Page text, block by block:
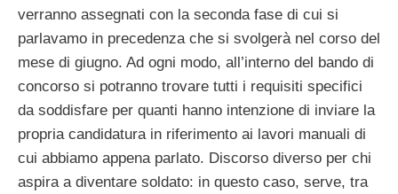
verranno assegnati con la seconda fase di cui si
parlavamo in precedenza che si svolgerà nel corso del
mese di giugno. Ad ogni modo, all’interno del bando di
concorso si potranno trovare tutti i requisiti specifici
da soddisfare per quanti hanno intenzione di inviare la
propria candidatura in riferimento ai lavori manuali di
cui abbiamo appena parlato. Discorso diverso per chi
aspira a diventare soldato: in questo caso, serve, tra